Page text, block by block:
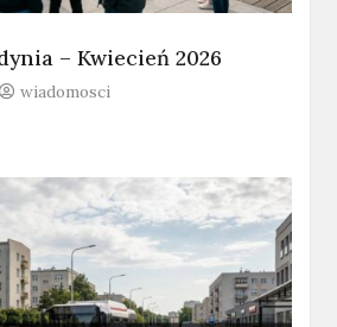
– Kwiecień 2026
wiadomosci